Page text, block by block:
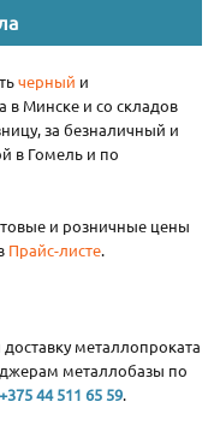
черный и
в Минске и со складов
за безналичный и
в Гомель и по
и розничные цены
Прайс-листе.
металлопроката
металлобазы по
+375 44 511 65 59.